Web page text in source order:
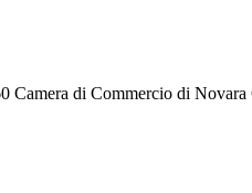
di Commercio di